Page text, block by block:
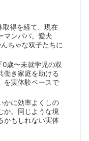
取得を経て、現在
マンパパ。愛犬
ちゃな双子たちに
歳〜未就学児の双
働き家庭を助ける
を実体験ベースで
かに効率よくしの
か。同じような境
かもしれない実体